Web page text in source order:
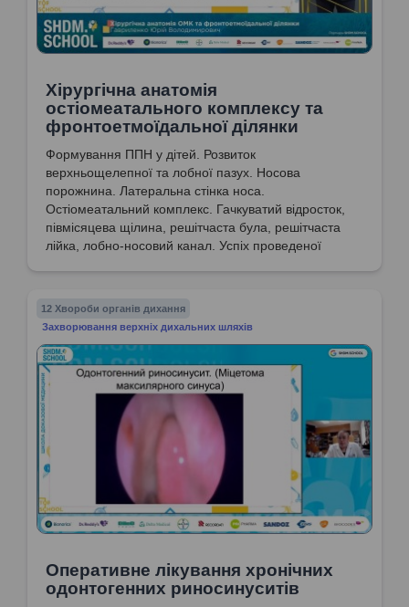
Хірургічна анатомія
остіомеатального комплексу та
фронтоетмоїдальної ділянки
Формування ППН у дітей. Розвиток
верхньощелепної та лобної пазух. Носова
порожнина. Латеральна стінка носа.
Остіомеатальний комплекс. Гачкуватий відросток,
півмісяцева щілина, решітчаста була, решітчаста
лійка, лобно-носовий канал. Успіх проведеної
12 Хвороби органів дихання
Захворювання верхніх дихальних шляхів
Оперативне лікування хронічних
одонтогенних риносинуситів